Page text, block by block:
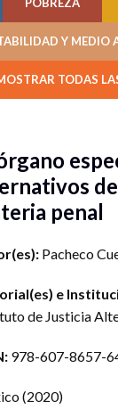
Y MEDIO
TODAS
penal
Pacheco
e
de Justicia
978-607-8657-
(2020)